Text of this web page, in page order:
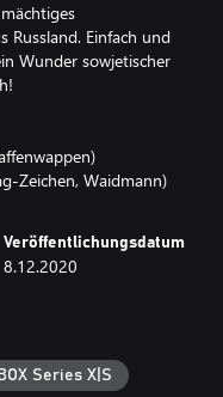
Russland. Einfach und
Wunder sowjetischer
Zeichen, Waidmann)
Veröffentlichungsdatum
8.12.2020
Series X|S